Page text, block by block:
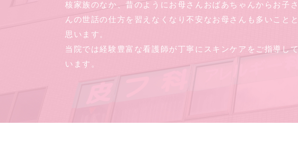
核家族のなか、昔のようにお母さんおばあちゃんからお子さ
んの世話の仕方を習えなくなり不安なお母さんも多いことと
思います。
当院では経験豊富な看護師が丁寧にスキンケアをご指導して
います。